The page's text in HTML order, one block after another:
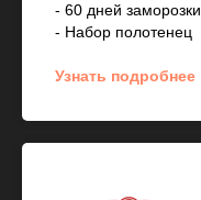
- 60 дней заморозки
- Набор полотенец
Узнать подробнее